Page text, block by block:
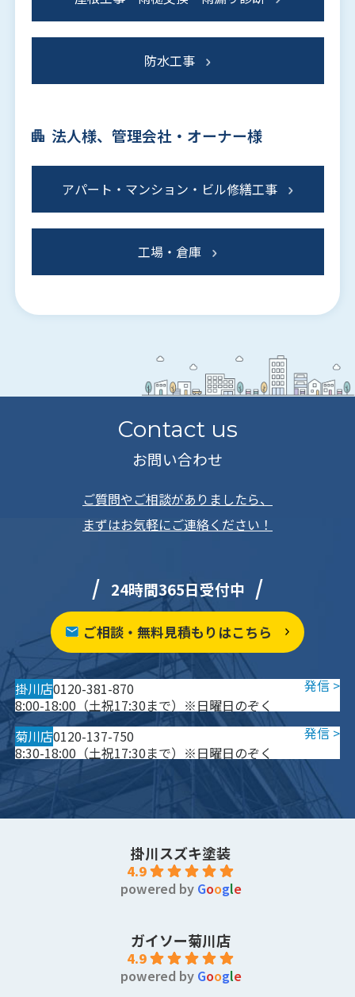
防水工事
法人様、管理会社・オーナー様
アパート・マンション・ビル修繕工事
工場・倉庫
Contact us
お問い合わせ
ご質問やご相談がありましたら、
まずはお気軽にご連絡ください！
24時間365日受付中
ご相談・無料見積もりはこちら
掛川店0120-381-870
8:00-18:00（土祝17:30まで）※日曜日のぞく
菊川店0120-137-750
8:30-18:00（土祝17:30まで）※日曜日のぞく
掛川スズキ塗装
4.9
powered by Google
ガイソー菊川店
4.9
powered by Google